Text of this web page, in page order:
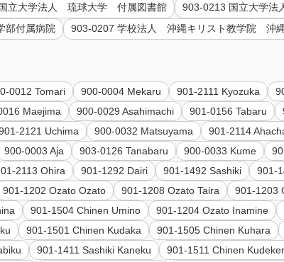
立大学法人 琉球大学 付属図書館
903-0213 国立大学
付属病院
903-0207 学校法人 沖縄キリスト教学院 沖
0012 Tomari 900-0004 Mekaru 901-2111 Kyozuka
Maejima 900-0029 Asahimachi 901-0156 Tabaru
2121 Uchima 900-0032 Matsuyama 901-2114
900-0003 Aja 903-0126 Tanabaru 900-0033 Kume
2113 Ohira 901-1292 Dairi 901-1492 Sashiki 901-
901-1202 Ozato Ozato 901-1208 Ozato Taira 901-1203
901-1504 Chinen Umino 901-1204 Ozato Inamine
901-1501 Chinen Kudaka 901-1505 Chinen Kuhara
901-1411 Sashiki Kaneku 901-1511 Chinen